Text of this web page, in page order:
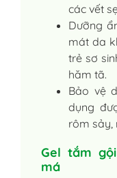
các vết
Dưỡng
mát da
trẻ sơ
hăm tã.
Bảo vệ
dụng
rôm sảy,
Gel tắm
má